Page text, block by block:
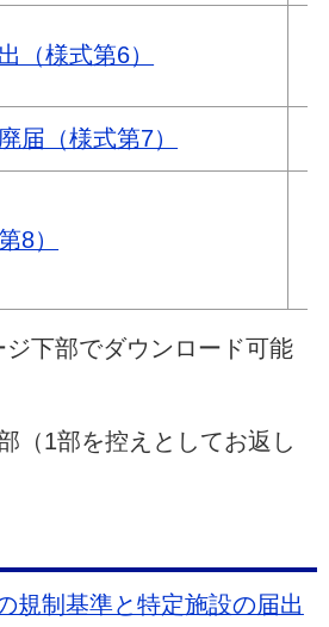
（様式第6）
届（様式第7）
8）
下部でダウンロード可能
（1部を控えとしてお返し
規制基準と特定施設の届出